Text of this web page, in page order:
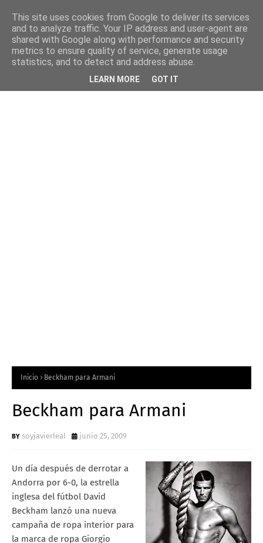
Inicio Beckham para Armani
Beckham para Armani
soyjavierleal junio 25, 2009
Un día después de derrotar a
Andorra por 6-0, la estrella
inglesa del fútbol David
Beckham lanzó una nueva
campaña de ropa interior para
la marca de ropa Giorgio
This site uses cookies from Google to deliver its services
and to analyze traffic. Your IP address and user-agent are
shared with Google along with performance and security
metrics to ensure quality of service, generate usage
statistics, and to detect and address abuse.
LEARN MORE GOT IT